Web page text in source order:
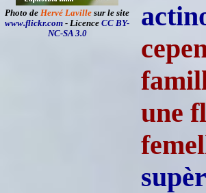
Photo de Hervé Laville sur le site
www.flickr.com - Licence CC BY-
NC-SA 3.0
une